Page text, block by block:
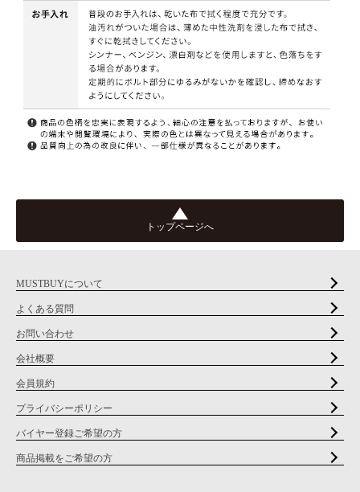
トップページへ
MUSTBUYについて
よくある質問
お問い合わせ
会社概要
会員規約
プライバシーポリシー
バイヤー登録ご希望の方
商品掲載をご希望の方